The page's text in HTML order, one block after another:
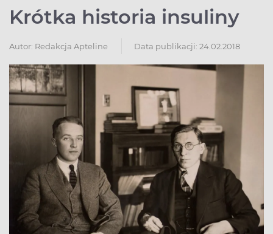
Krótka historia insuliny
Autor: Redakcja Apteline Data publikacji: 24.02.2018